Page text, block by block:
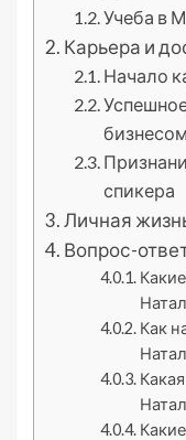
Учеба в
Карьера и
Начало
бизнесом
спикера
Личная
Вопрос-
Как